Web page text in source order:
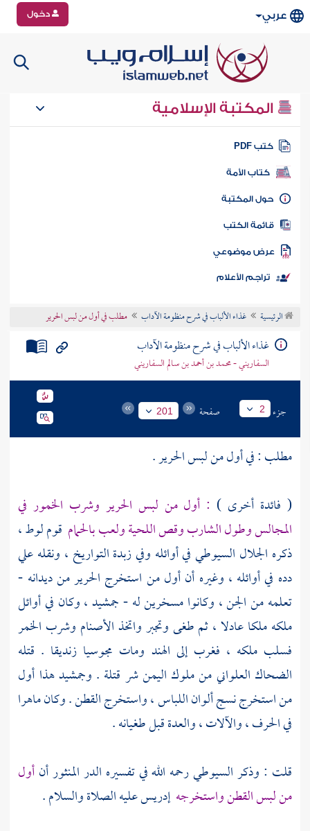
عربي دخول
المكتبة الإسلامية
كتب PDF
كتاب الأمة
المكتبة
الكتب
موضوعي
تراجم الأعلام
الرئيسية غذاء الألباب في شرح منظومة الآداب مطلب في أول من لبس الحرير
غذاء الألباب في شرح منظومة الآداب
السفاريني - محمد بن أحمد بن سالم السفاريني
جزء 2 صفحة 201
مطلب : في أول من لبس الحرير .
( فائدة أخرى ) : أول من لبس الحرير وشرب الخمور في
المجالس وطول الشارب وقص اللحية ولعب بالحمام قوملوط،
ذكره الجلال السيوطيفي أوائله وفي زبدة التواريخ ، ونقلهعلي
دده في أوائله ، وغيره أن أول من استخرج الحرير من ديدانه -
تعلمه من الجن ، وكانوا مسخرين له -جمشيد، وكان في أوائل
ملكه ملكا عادلا ، ثم طغى وتجبر واتخذ الأصنام وشرب الخمر
فسلب ملكه ، فغرب إلى الهند ومات مجوسيا زنديقا . قتله
الضحاك العلوانيمن ملوك اليمنشر قتلة . وجمشيدهذا أول
من استخرج نسج ألوان اللباس ، واستخرج القطن . وكان ماهرا
في الحرف ، والآلات ، والعدة قبل طغيانه .
قلت : وذكرالسيوطيرحمه الله في تفسيره الدر المنثور أنأول
من لبس القطن واستخرجه إدريسعليه الصلاة والسلام .